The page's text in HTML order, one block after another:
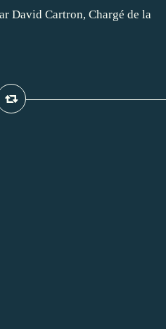
David Cartron, Chargé de la